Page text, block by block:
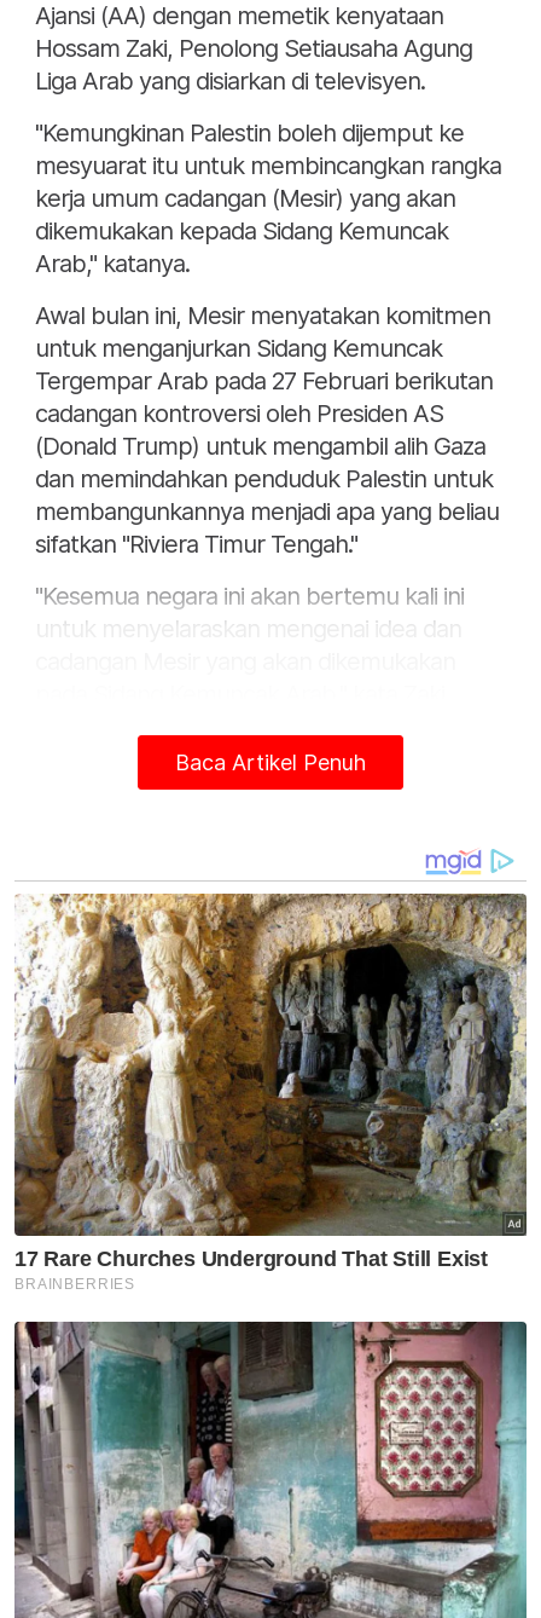
Ajansi (AA) dengan memetik kenyataan
Hossam Zaki, Penolong Setiausaha Agung
Liga Arab yang disiarkan di televisyen.
"Kemungkinan Palestin boleh dijemput ke
mesyuarat itu untuk membincangkan rangka
kerja umum cadangan (Mesir) yang akan
dikemukakan kepada Sidang Kemuncak
Arab," katanya.
Awal bulan ini, Mesir menyatakan komitmen
untuk menganjurkan Sidang Kemuncak
Tergempar Arab pada 27 Februari berikutan
cadangan kontroversi oleh Presiden AS
(Donald Trump) untuk mengambil alih Gaza
dan memindahkan penduduk Palestin untuk
membangunkannya menjadi apa yang beliau
sifatkan "Riviera Timur Tengah."
"Kesemua negara ini akan bertemu kali ini
untuk menyelaraskan mengenai idea dan
Zaki berkata, Sidang Kemuncak Arab yang
dirancang itu boleh ditangguhkan selama
mengambil bahagian."
"Mesir sedia menerima seramai mungkin
pemimpin bagi memastikan kejayaan sidang
kemuncak itu," katanya.
Sidang kemuncak itu bertujuan untuk
"merumuskan pendirian Arab yang padu,
kukuh dan kuat mengenai isu Palestin secara
umum, menolak rancangan pemindahan
yang merupakan idea Israel dan diterima
pakai oleh pentadbiran AS serta
mengemukakan cadangan umum Arab yang
menentang cadangan Amerika ini," kata Zaki.
Pada Ahad, Presiden Mesir Abdel Fattah al-
Sisi mengesahkan bahawa negaranya
sedang menyediakan rancangan
"komprehensif" untuk membina semula Gaza
tanpa memindahkan rakyat Palestin.
Artikel Berkaitan:
Delegasi AS, Rusia bertemu di Arab Saudi bincang
perang Ukraine
Derma RM1 sebulan, bangunkan semula Gaza
Baca Artikel Penuh